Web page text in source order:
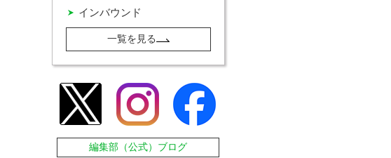
インバウンド
一覧を見る
編集部（公式）ブログ